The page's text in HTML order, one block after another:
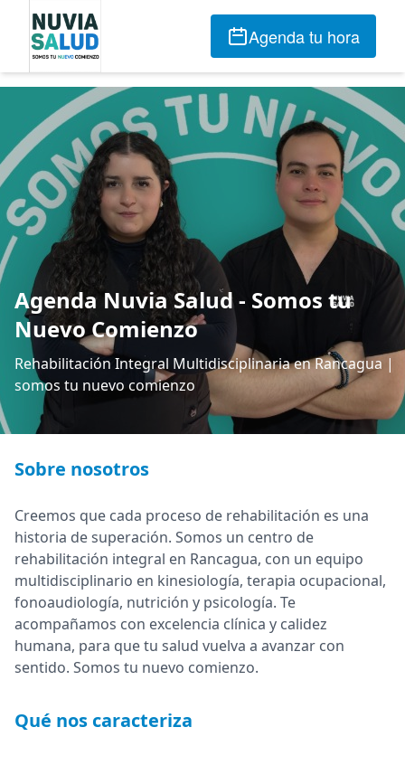
Agenda tu hora
Agenda Nuvia Salud - Somos tu
Nuevo Comienzo
Rehabilitación Integral Multidisciplinaria en Rancagua |
somos tu nuevo comienzo
Sobre nosotros
Creemos que cada proceso de rehabilitación es una
historia de superación. Somos un centro de
rehabilitación integral en Rancagua, con un equipo
multidisciplinario en kinesiología, terapia ocupacional,
fonoaudiología, nutrición y psicología. Te
acompañamos con excelencia clínica y calidez
humana, para que tu salud vuelva a avanzar con
sentido. Somos tu nuevo comienzo.
Qué nos caracteriza